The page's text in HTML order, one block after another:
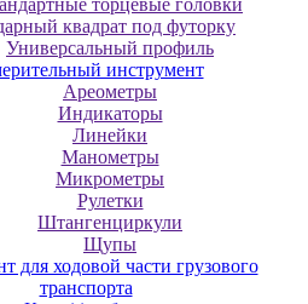
торцевые головки
квадрат под футорку
Универсальный профиль
инструмент
Ареометры
Индикаторы
Линейки
Манометры
Микрометры
Рулетки
Штангенциркули
Щупы
для ходовой части грузового
транспорта